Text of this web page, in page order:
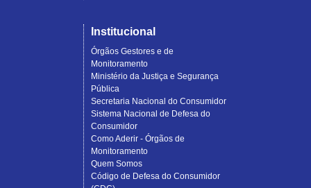
Institucional
Órgãos Gestores e de
Monitoramento
Ministério da Justiça e Segurança
Pública
Secretaria Nacional do Consumidor
Sistema Nacional de Defesa do
Consumidor
Como Aderir - Órgãos de
Monitoramento
Quem Somos
Código de Defesa do Consumidor